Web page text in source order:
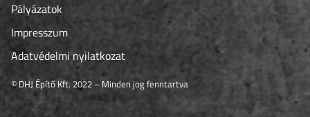
Pályázatok
Impresszum
Adatvédelmi nyilatkozat
© DHJ Építő Kft. 2022 – Minden jog fenntartva